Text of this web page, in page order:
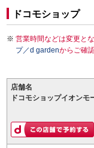
ドコモショップ
営業時間などは変更と
プ／d gardenからご確
店舗名
ドコモショップイオンモ